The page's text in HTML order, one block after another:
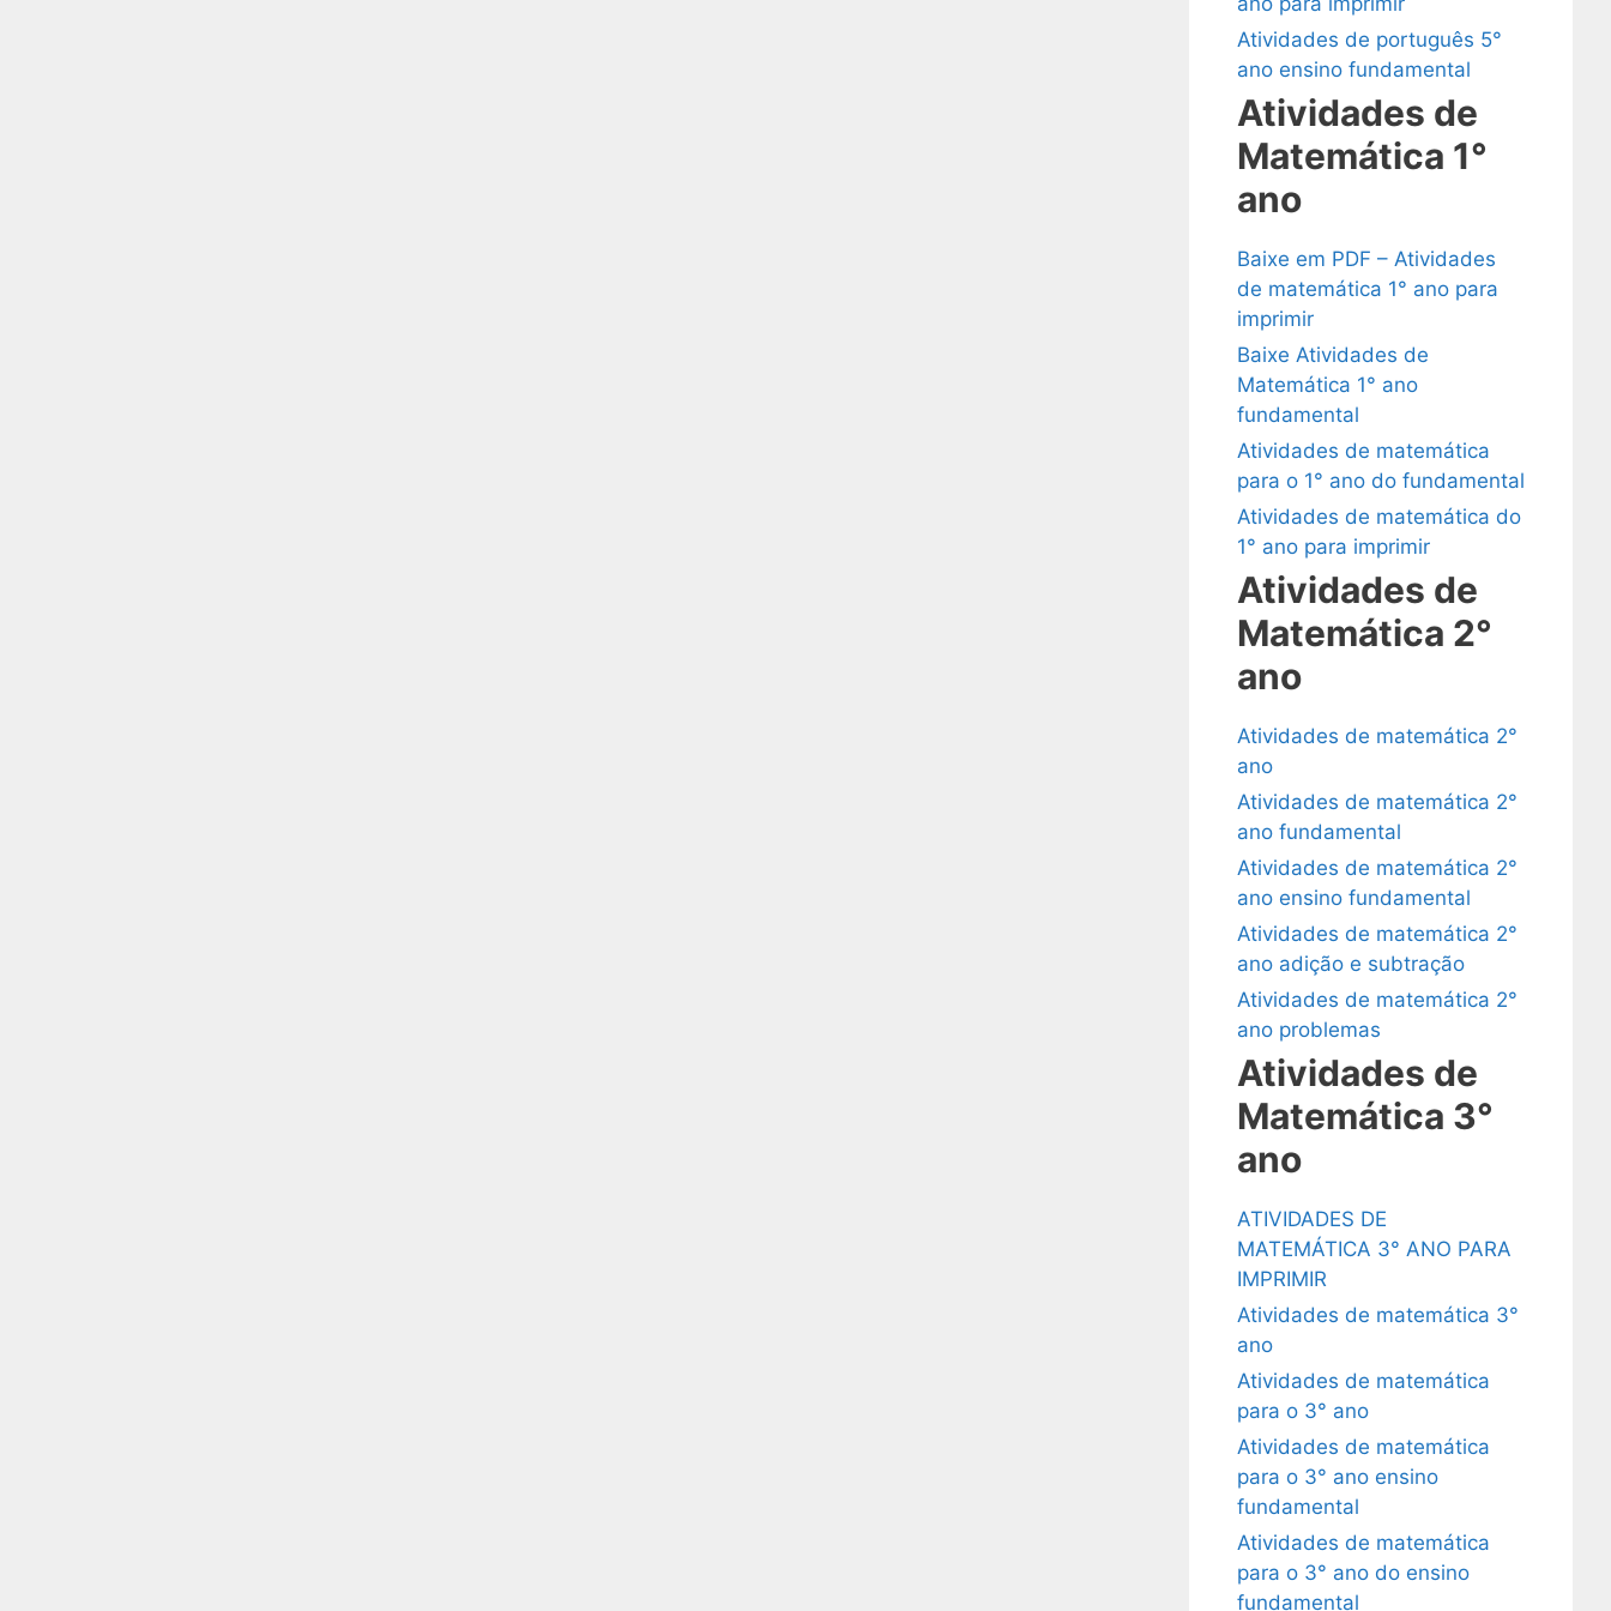
Atividades de português 5°
ano ensino fundamental
Atividades de
Matemática 1°
ano
Baixe em PDF – Atividades
de matemática 1° ano para
imprimir
Baixe Atividades de
Matemática 1° ano
fundamental
Atividades de matemática
para o 1° ano do fundamental
Atividades de matemática do
1° ano para imprimir
Atividades de
Matemática 2°
ano
Atividades de matemática 2°
ano
Atividades de matemática 2°
ano fundamental
Atividades de matemática 2°
ano ensino fundamental
Atividades de matemática 2°
ano adição e subtração
Atividades de matemática 2°
ano problemas
Atividades de
Matemática 3°
ano
ATIVIDADES DE
MATEMÁTICA 3° ANO PARA
IMPRIMIR
Atividades de matemática 3°
ano
Atividades de matemática
para o 3° ano
Atividades de matemática
para o 3° ano ensino
fundamental
Atividades de matemática
para o 3° ano do ensino
fundamental